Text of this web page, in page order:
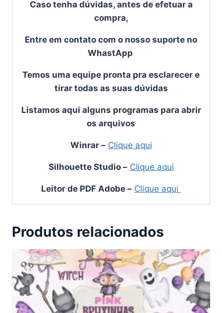
Caso tenha dúvidas, antes de efetuar a
compra,
Entre em contato com o nosso suporte no
WhastApp
Temos uma equipe pronta pra esclarecer e
tirar todas as suas dúvidas
Listamos aqui alguns programas para abrir
os arquivos
Winrar– Clique aqui
Silhouette Studio– Clique aqui
Leitor de PDF Adobe – Clique aqui
Produtos relacionados